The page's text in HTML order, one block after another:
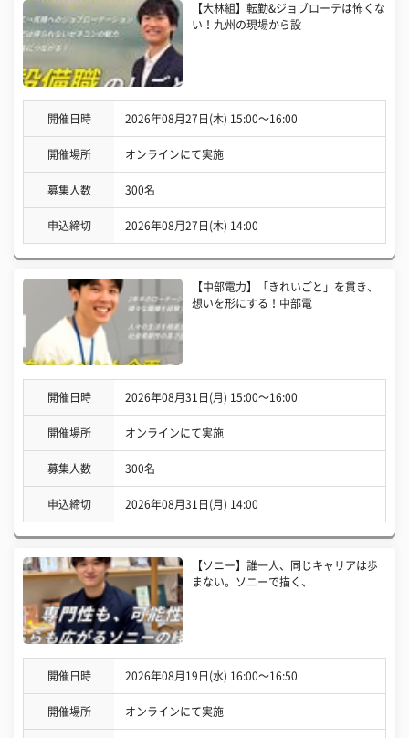
【大林組】転勤&ジョブローテは怖くな
い！九州の現場から設
開催日時 2026年08月27日(木) 15:00〜16:00
開催場所 オンラインにて実施
募集人数 300名
申込締切 2026年08月27日(木) 14:00
【中部電力】「きれいごと」を貫き、
想いを形にする！中部電
開催日時 2026年08月31日(月) 15:00〜16:00
開催場所 オンラインにて実施
募集人数 300名
申込締切 2026年08月31日(月) 14:00
【ソニー】誰一人、同じキャリアは歩
まない。ソニーで描く、
開催日時 2026年08月19日(水) 16:00〜16:50
開催場所 オンラインにて実施